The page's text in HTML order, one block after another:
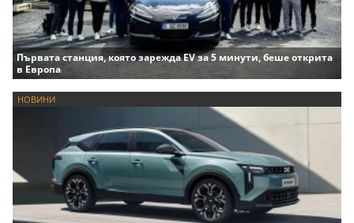
Първата станция, която зарежда EV за 5 минути, беше открита
в Европа
НОВИНИ